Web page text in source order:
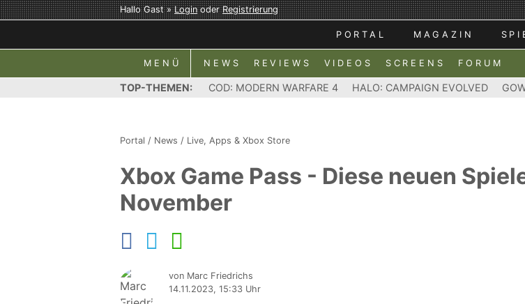
Hallo Gast »LoginoderRegistrierung
PORTAL MAGAZIN
MENÜ NEWS REVIEWS VIDEOS SCREENS FORUM
TOP-THEMEN: COD: MODERN WARFARE 4 HALO: CAMPAIGN EVOLVED
Portal / News / Live, Apps & Xbox Store
Xbox Game Pass - Diese neuen
November
von Marc Friedrichs
14.11.2023, 15:33 Uhr